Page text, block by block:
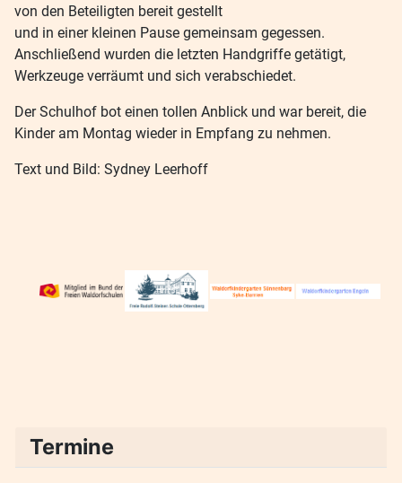
von den Beteiligten bereit gestellt
und in einer kleinen Pause gemeinsam gegessen.
Anschließend wurden die letzten Handgriffe getätigt,
Werkzeuge verräumt und sich verabschiedet.
Der Schulhof bot einen tollen Anblick und war bereit, die
Kinder am Montag wieder in Empfang zu nehmen.
Text und Bild: Sydney Leerhoff
Termine